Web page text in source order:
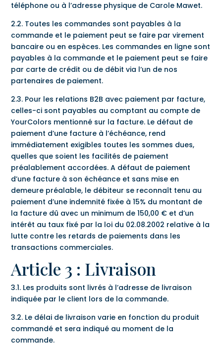
téléphone ou à l’adresse physique de Carole Mawet.
2.2. Toutes les commandes sont payables à la
commande et le paiement peut se faire par virement
bancaire ou en espèces. Les commandes en ligne sont
payables à la commande et le paiement peut se faire
par carte de crédit ou de débit via l‘un de nos
partenaires de paiement.
2.3. Pour les relations B2B avec paiement par facture,
celles-ci sont payables au comptant au compte de
YourColors mentionné sur la facture. Le défaut de
paiement d’une facture à l’échéance, rend
immédiatement exigibles toutes les sommes dues,
quelles que soient les facilités de paiement
préalablement accordées. A défaut de paiement
d’une facture à son échéance et sans mise en
demeure préalable, le débiteur se reconnaît tenu au
paiement d’une indemnité fixée à 15% du montant de
la facture dû avec un minimum de 150,00 € et d’un
intérêt au taux fixé par la loi du 02.08.2002 relative à la
lutte contre les retards de paiements dans les
transactions commerciales.
Article 3 : Livraison
3.1. Les produits sont livrés à l’adresse de livraison
indiquée par le client lors de la commande.
3.2. Le délai de livraison varie en fonction du produit
commandé et sera indiqué au moment de la
commande.